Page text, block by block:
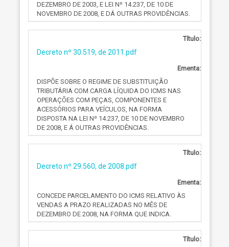
DEZEMBRO DE 2003, E LEI Nº 14.237, DE 10 DE
NOVEMBRO DE 2008, E DÁ OUTRAS PROVIDÊNCIAS.
Título:
Decreto nº 30.519, de 2011.pdf
Ementa:
DISPÕE SOBRE O REGIME DE SUBSTITUIÇÃO
TRIBUTÁRIA COM CARGA LÍQUIDA DO ICMS NAS
OPERAÇÕES COM PEÇAS, COMPONENTES E
ACESSÓRIOS PARA VEÍCULOS, NA FORMA
DISPOSTA NA LEI Nº 14.237, DE 10 DE NOVEMBRO
DE 2008, E Á OUTRAS PROVIDÊNCIAS.
Título:
Decreto nº 29.560, de 2008.pdf
Ementa:
CONCEDE PARCELAMENTO DO ICMS RELATIVO ÀS
VENDAS A PRAZO REALIZADAS NO MÊS DE
DEZEMBRO DE 2008, NA FORMA QUE INDICA.
Título: